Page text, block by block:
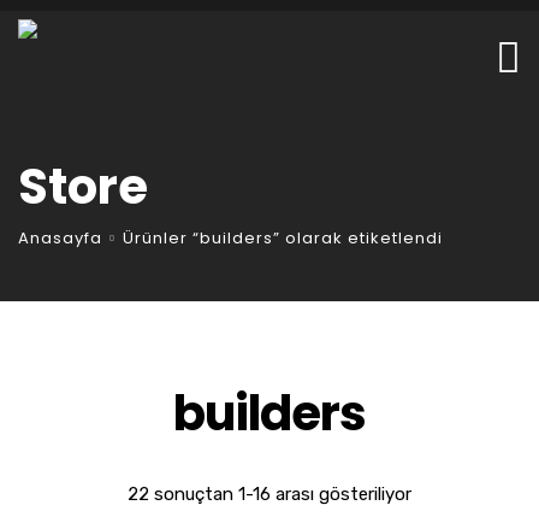
Store
Anasayfa Ürünler “builders” olarak etiketlendi
builders
22 sonuçtan 1-16 arası gösteriliyor